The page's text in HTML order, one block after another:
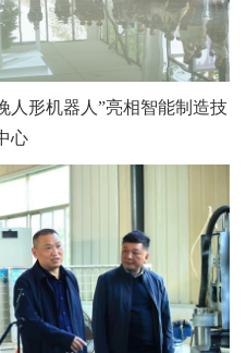
人形机器人”亮相智能制造技
心